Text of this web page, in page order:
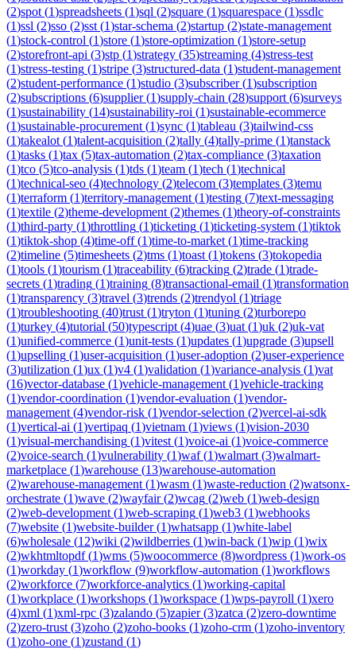
(2)spot (1)spreadsheets (1)sql (2)square (1)squarespace (1)ssdlc
(1)ssl (2)sso (2)sst (1)star-schema (2)startup (2)state-management
(1)stock-control (1)store (1)store-optimization (1)store-setup
(2)storefront-api (3)stp (1)strategy (35)streaming (4)stress-test
(1)stress-testing (1)stripe (3)structured-data (1)student-management
(2)student-performance (1)studio (3)subscriber(1)subscription
(2)subscriptions (6)supplier(1)supply-chain (28)support (6)surveys
(1)sustainability (14)sustainability-roi (1)sustainable-ecommerce
(1)sustainable-procurement (1)sync (1)tableau (3)tailwind-css
(1)takealot (1)talent-acquisition (2)tally (4)tally-prime (1)tanstack
(1)tasks (1)tax (5)tax-automation (2)tax-compliance (3)taxation
(1)tco (5)tco-analysis (1)tds (1)team (1)tech (1)technical
(1)technical-seo (4)technology (2)telecom (3)templates (3)temu
(1)terraform (1)territory-management (1)testing (7)text-messaging
(1)textile (2)theme-development (2)themes (1)theory-of-constraints
(1)third-party (1)throttling (1)ticketing (1)ticketing-system (1)tiktok
(1)tiktok-shop (4)time-off(1)time-to-market (1)time-tracking
(2)timeline (5)timesheets (2)tms (1)toast (1)tokens (3)tokopedia
(1)tools (1)tourism (1)traceability (6)tracking (2)trade (1)trade-
secrets (1)trading (1)training (8)transactional-email (1)transformation
(1)transparency (3)travel (3)trends (2)trendyol (1)triage
(1)troubleshooting (40)trust (1)tryton (1)tuning (2)turborepo
(1)turkey (4)tutorial (50)typescript (4)uae (3)uat (1)uk (2)uk-vat
(1)unified-commerce (1)unit-tests (1)updates (1)upgrade (3)upsell
(1)upselling (1)user-acquisition (1)user-adoption (2)user-experience
(3)utilization (1)ux (1)v4 (1)validation (1)variance-analysis (1)vat
(16)vector-database (1)vehicle-management (1)vehicle-tracking
(1)vendor-coordination (1)vendor-evaluation (1)vendor-
management (4)vendor-risk (1)vendor-selection (2)vercel-ai-sdk
(1)vertical-ai (1)vertipaq (1)vietnam (1)views (1)vision-2030
(1)visual-merchandising (1)vitest (1)voice-ai (1)voice-commerce
(2)voice-search (1)vulnerability (1)waf(1)walmart (3)walmart-
marketplace (1)warehouse (13)warehouse-automation
(2)warehouse-management (1)wasm (1)waste-reduction (2)watsonx-
orchestrate (1)wave (2)wayfair(2)wcag (2)web (1)web-design
(2)web-development (1)web-scraping (1)web3 (1)webhooks
(7)website (1)website-builder(1)whatsapp (1)white-label
(6)wholesale (12)wiki (2)wildberries (1)win-back (1)wip (1)wix
(2)wkhtmltopdf(1)wms (5)woocommerce (8)wordpress (1)work-os
(1)workday (1)workflow (9)workflow-automation (1)workflows
(2)workforce (7)workforce-analytics (1)working-capital
(1)workplace (1)workshops (1)workspace (1)wps-payroll (1)xero
(4)xml (1)xml-rpc (3)zalando (5)zapier(3)zatca (2)zero-downtime
(2)zero-trust (3)zoho (2)zoho-books (1)zoho-crm (1)zoho-inventory
(1)zoho-one (1)zustand (1)